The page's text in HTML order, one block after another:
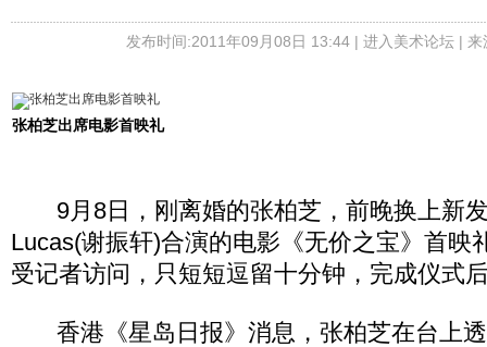
发布时间:2011年09月08日 13:44 | 进入美术论坛| 来
张柏芝出席电影首映礼
9月8日，刚离婚的张柏芝，前晚换上新
Lucas(谢振轩)合演的电影《无价之宝》首映
受记者访问，只短短逗留十分钟，完成仪式
香港《星岛日报》消息，张柏芝在台上透